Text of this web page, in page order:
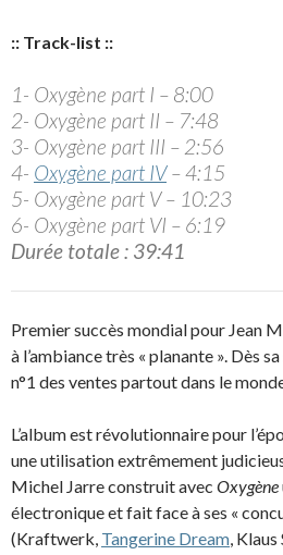
:: Track-list ::
1- Oxygène part I – 8:00
2- Oxygène part II – 7:48
3- Oxygène part III – 2:56
4- Oxygène part IV– 4:15
5- Oxygène part V – 10:23
6- Oxygène part VI – 6:19
Durée totale : 39:41
Premier succès mondial pour Jean
à l’ambiance très « planante ». Dès
n°1 des ventes partout dans le
L’album est révolutionnaire pour
une utilisation extrêmement
Michel Jarre construit avec Oxygène
électronique et fait face à ses «
(Kraftwerk, Tangerine Dream,